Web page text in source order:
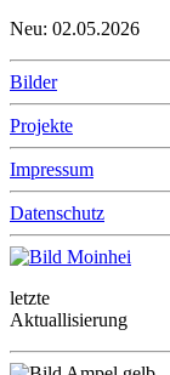
Neu: 02.05.2026
Bilder
Projekte
Impressum
Datenschutz
letzte
Aktuallisierung